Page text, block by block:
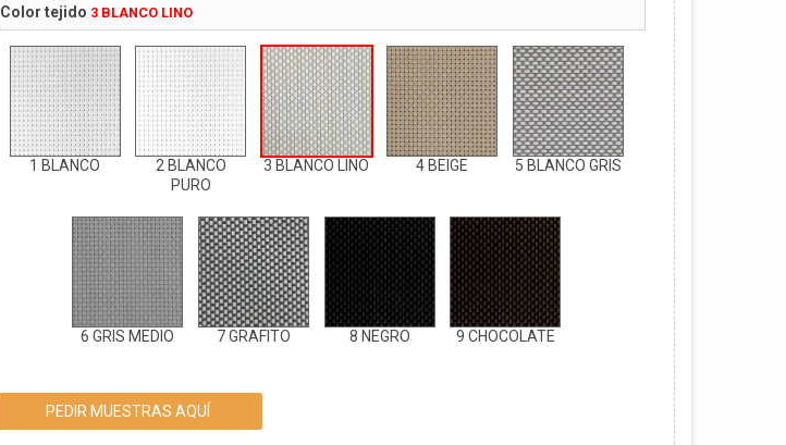
Color tejido 3 BLANCO LINO
1 BLANCO
2 BLANCO
PURO
3 BLANCO LINO 4 BEIGE 5 BLANCO GRIS
6 GRIS MEDIO 7 GRAFITO 8 NEGRO 9 CHOCOLATE
PEDIR MUESTRAS AQUÍ